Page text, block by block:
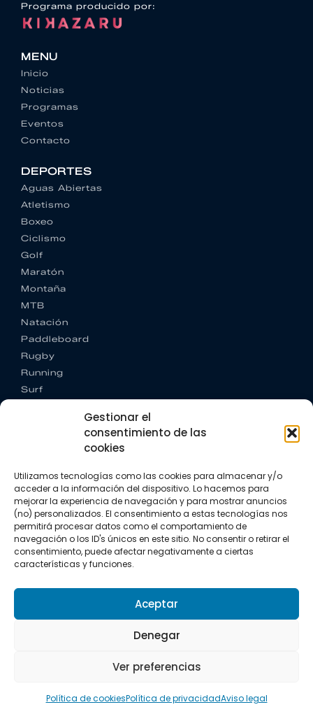
Gestionar el
consentimiento de las
cookies
Utilizamos tecnologías como las cookies para almacenar y/o
acceder a la información del dispositivo. Lo hacemos para
mejorar la experiencia de navegación y para mostrar anuncios
(no) personalizados. El consentimiento a estas tecnologías nos
permitirá procesar datos como el comportamiento de
navegación o los ID's únicos en este sitio. No consentir o retirar el
consentimiento, puede afectar negativamente a ciertas
características y funciones.
Aceptar
Denegar
Ver preferencias
Política de cookiesPolítica de privacidadAviso legal
Programa producido por:
MENU
Inicio
Noticias
Programas
Eventos
Contacto
DEPORTES
Aguas Abiertas
Atletismo
Boxeo
Ciclismo
Golf
Maratón
Montaña
MTB
Natación
Paddleboard
Rugby
Running
Surf
CONTACTO
+34 662 342 177
info@vkssport.com
SÍGUENOS
Política de privacidad
Política de cookies
Todos los derechos resevados.